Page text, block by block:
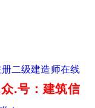
二级建造师在线
.号：建筑信